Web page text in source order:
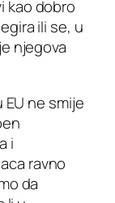
kao dobro
ili se, u
njegova
ne smije
i
ravno
da